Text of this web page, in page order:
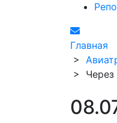
Главная
>
>